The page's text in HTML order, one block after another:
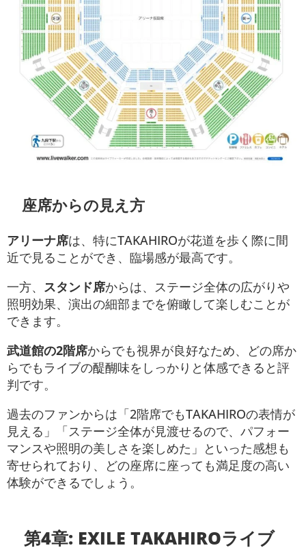
座席からの見え方
アリーナ席は、特にTAKAHIROが花道を歩く際に間
近で見ることができ、臨場感が最高です。
一方、 スタンド席からは、ステージ全体の広がりや
照明効果、演出の細部までを俯瞰して楽しむことが
できます。
武道館の2階席からでも視界が良好なため、どの席か
らでもライブの醍醐味をしっかりと体感できると評
判です​。
過去のファンからは「2階席でもTAKAHIROの表情が
見える」「ステージ全体が見渡せるので、パフォー
マンスや照明の美しさを楽しめた」といった感想も
寄せられており、どの座席に座っても満足度の高い
体験ができるでしょう。
第4章: EXILE TAKAHIROライブ